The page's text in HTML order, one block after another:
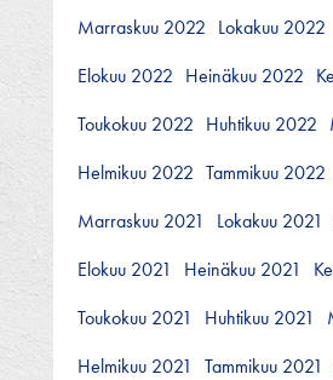
Marraskuu 2022 Lokakuu 2022
Elokuu 2022 Heinäkuu 2022
Toukokuu 2022 Huhtikuu 2022
Helmikuu 2022 Tammikuu 2022
Marraskuu 2021
Lokakuu 2021
Elokuu 2021
Heinäkuu 2021
Toukokuu 2021
Huhtikuu 2021
Helmikuu 2021
Tammikuu 2021